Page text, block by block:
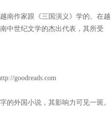
南作家跟《三国演义》学的。在越
中世纪文学的杰出代表，其所受
goodreads.com
的外国小说，其影响力可见一斑。